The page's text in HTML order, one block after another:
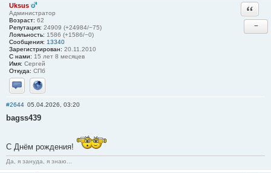
Uksus
Администратор
Возраст: 62
Репутация: 24909 (+24984/−75)
Лояльность: 1586 (+1586/−0)
Сообщения: 13340
Зарегистрирован: 20.11.2010
С нами: 15 лет 8 месяцев
Имя: Сергей
Откуда: СПб
Отправить личное сообщение
Сайт
−
#2644 05.04.2026, 03:20
bagss439
С Днём рождения!
Да, я зануда, я знаю...